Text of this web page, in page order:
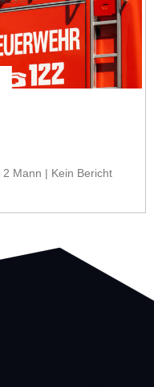
Mann | Kein Bericht